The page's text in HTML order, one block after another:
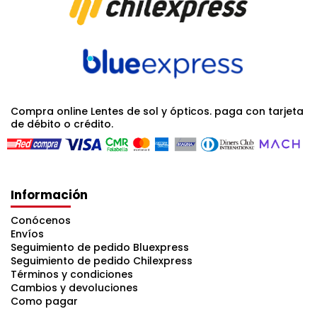
Compra online Lentes de sol y ópticos. paga con tarjeta
de débito o crédito.
Información
Conócenos
Envíos
Seguimiento de pedido Bluexpress
Seguimiento de pedido Chilexpress
Términos y condiciones
Cambios y devoluciones
Como pagar